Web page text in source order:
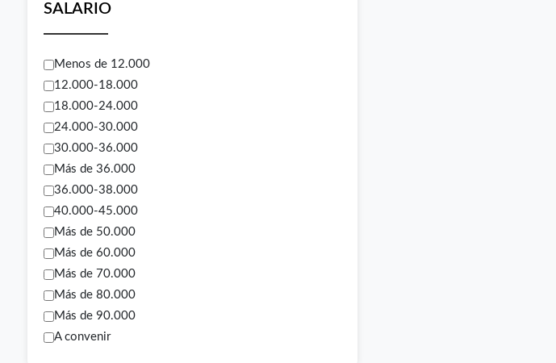
SALARIO
Menos de 12.000
12.000-18.000
18.000-24.000
24.000-30.000
30.000-36.000
Más de 36.000
36.000-38.000
40.000-45.000
Más de 50.000
Más de 60.000
Más de 70.000
Más de 80.000
Más de 90.000
A convenir